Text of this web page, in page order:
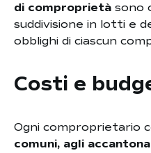
di comproprietà sono
suddivisione in lotti e
obblighi di ciascun
Costi e
Ogni comproprietario
comuni, agli